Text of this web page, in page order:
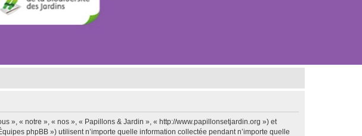
», « notre », « nos », « Papillons & Jardin », « http://www.papillonsetjardin.org ») et
phpBB ») utilisent n’importe quelle information collectée pendant n’importe quelle